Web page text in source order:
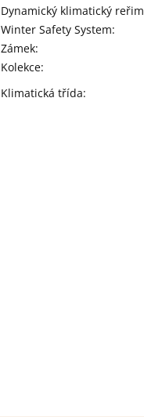
Dynamický klimatický reřim
Winter Safety System:
Zámek:
Kolekce:
Klimatická třída: